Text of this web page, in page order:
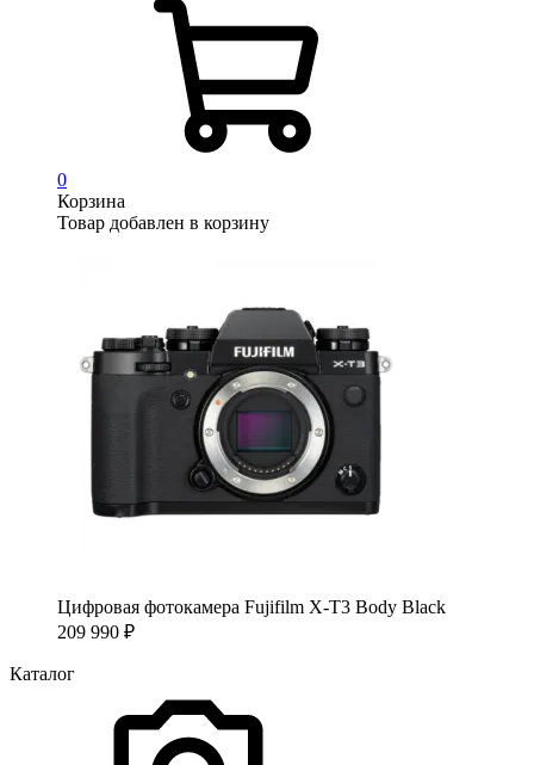
0
Корзина
Товар добавлен в корзину
Цифровая фотокамера Fujifilm X-T3 Body Black
209 990 ₽
Каталог